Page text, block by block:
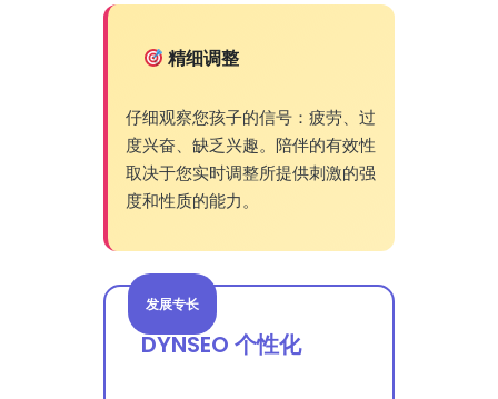
精细调整
仔细观察您孩子的信号：疲劳、过
度兴奋、缺乏兴趣。陪伴的有效性
取决于您实时调整所提供刺激的强
度和性质的能力。
发展专长
DYNSEO 个性化